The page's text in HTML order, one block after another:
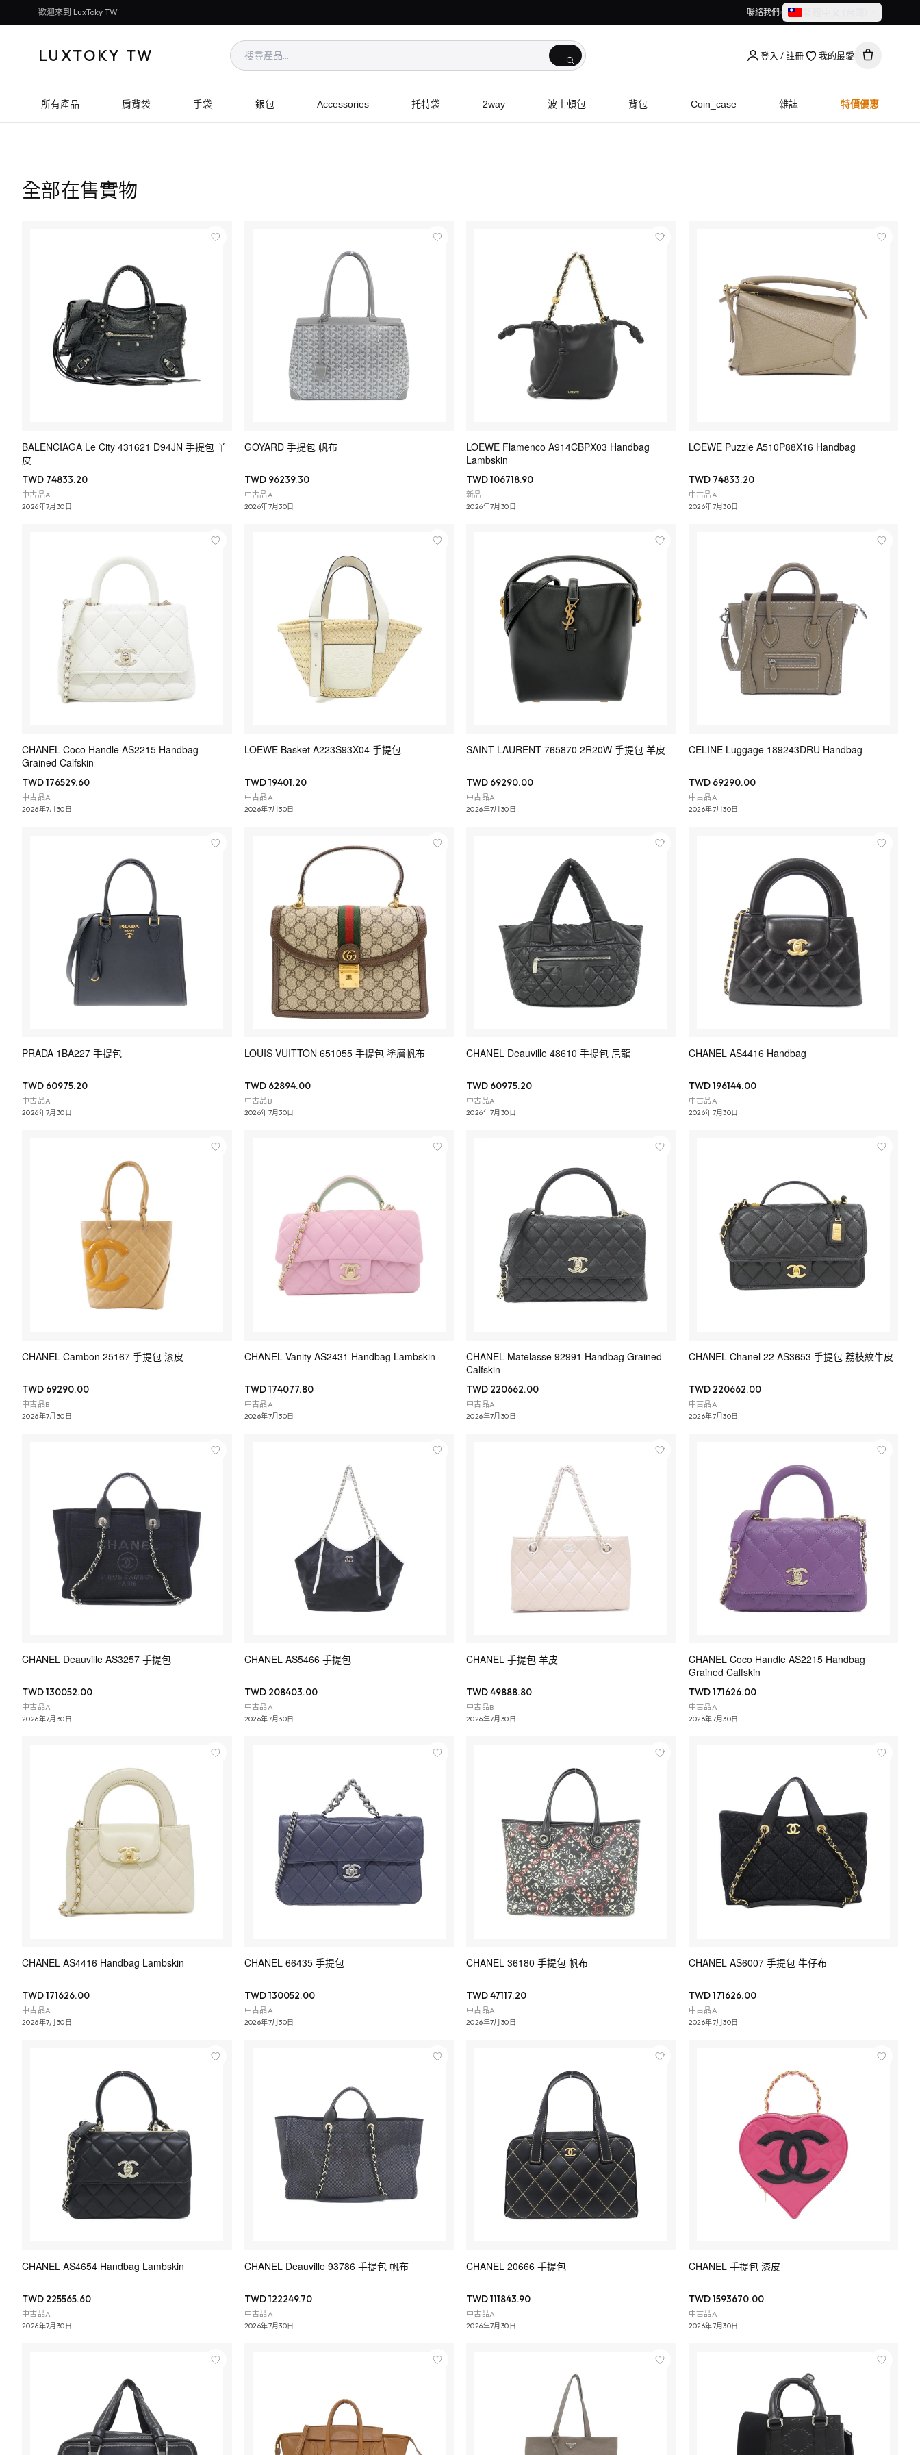
歡迎來到 LuxToky TW 聯絡我們
繁體中文（台灣）
LUXTOKY TW 登入 / 註冊 我的最愛
所有產品 肩背袋 手袋 銀包 Accessories 托特袋 2way 波士頓包 背包 Coin_case 雜誌 特價優惠
全部在售實物
BALENCIAGA Le City 431621 D94JN 手提包 羊
皮
TWD 74833.20
中古品A
2026年7月30日
GOYARD 手提包 帆布
TWD 96239.30
中古品A
2026年7月30日
LOEWE Flamenco A914CBPX03 Handbag
Lambskin
TWD 106718.90
新品
2026年7月30日
LOEWE Puzzle A510P88X16 Handbag
TWD 74833.20
中古品A
2026年7月30日
CHANEL Coco Handle AS2215 Handbag
Grained Calfskin
TWD 176529.60
中古品A
2026年7月30日
LOEWE Basket A223S93X04 手提包
TWD 19401.20
中古品A
2026年7月30日
SAINT LAURENT 765870 2R20W 手提包 羊皮
TWD 69290.00
中古品A
2026年7月30日
CELINE Luggage 189243DRU Handbag
TWD 69290.00
中古品A
2026年7月30日
PRADA 1BA227 手提包
TWD 60975.20
中古品A
2026年7月30日
LOUIS VUITTON 651055 手提包 塗層帆布
TWD 62894.00
中古品B
2026年7月30日
CHANEL Deauville 48610 手提包 尼龍
TWD 60975.20
中古品A
2026年7月30日
CHANEL AS4416 Handbag
TWD 196144.00
中古品A
2026年7月30日
CHANEL Cambon 25167 手提包 漆皮
TWD 69290.00
中古品B
2026年7月30日
CHANEL Vanity AS2431 Handbag Lambskin
TWD 174077.80
中古品A
2026年7月30日
CHANEL Matelasse 92991 Handbag Grained
Calfskin
TWD 220662.00
中古品A
2026年7月30日
CHANEL Chanel 22 AS3653 手提包 荔枝紋牛皮
TWD 220662.00
中古品A
2026年7月30日
CHANEL Deauville AS3257 手提包
TWD 130052.00
中古品A
2026年7月30日
CHANEL AS5466 手提包
TWD 208403.00
中古品A
2026年7月30日
CHANEL 手提包 羊皮
TWD 49888.80
中古品B
2026年7月30日
CHANEL Coco Handle AS2215 Handbag
Grained Calfskin
TWD 171626.00
中古品A
2026年7月30日
CHANEL AS4416 Handbag Lambskin
TWD 171626.00
中古品A
2026年7月30日
CHANEL 66435 手提包
TWD 130052.00
中古品A
2026年7月30日
CHANEL 36180 手提包 帆布
TWD 47117.20
中古品A
2026年7月30日
CHANEL AS6007 手提包 牛仔布
TWD 171626.00
中古品A
2026年7月30日
CHANEL AS4654 Handbag Lambskin
TWD 225565.60
中古品A
2026年7月30日
CHANEL Deauville 93786 手提包 帆布
TWD 122249.70
中古品A
2026年7月30日
CHANEL 20666 手提包
TWD 111843.90
中古品A
2026年7月30日
CHANEL 手提包 漆皮
TWD 1593670.00
中古品A
2026年7月30日